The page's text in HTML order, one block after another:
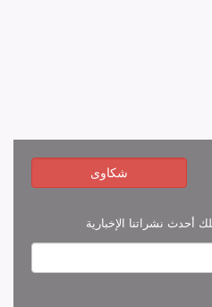
شكاوى
أحدث نشراتنا الإخبارية